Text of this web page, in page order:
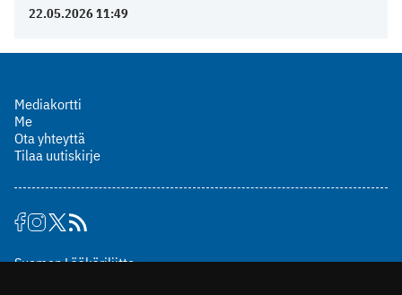
22.05.2026 11:49
Mediakortti
Me
Ota yhteyttä
Tilaa uutiskirje
Suomen Lääkäriliitto